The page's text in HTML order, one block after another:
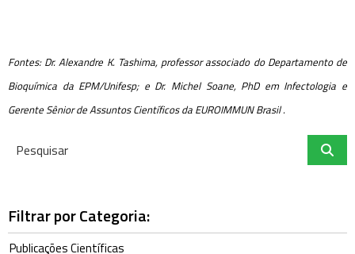
Fontes: Dr. Alexandre K. Tashima, professor associado do Departamento de
Bioquímica da EPM/Unifesp; e Dr. Michel Soane, PhD em Infectologia e
Gerente Sênior de Assuntos Científicos da EUROIMMUN Brasil .
Filtrar por Categoria:
Publicações Científicas